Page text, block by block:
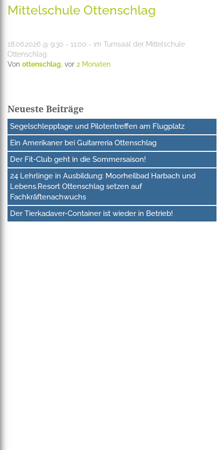
Mittelschule Ottenschlag
18.06.2026 @ 9:30 - 11:00 - im Turnsaal der Mittelschule
Ottenschlag
Von ottenschlag , vor 2 Monaten
Neueste Beiträge
Segelschlepptage und Pilotentreffen am Flugplatz
Ein Amerikaner bei Guitarreria Ottenschlag
Der Fit-Club geht in die Sommersaison!
24 Lehrlinge in Ausbildung: Moorheilbad Harbach und
Lebens.Resort Ottenschlag setzen auf
Fachkräftenachwuchs
Der Tierkadaver-Container ist wieder in Betrieb!